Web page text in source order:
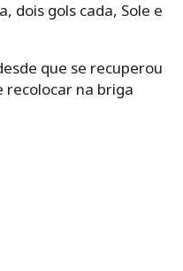
dois gols cada, Sole e
que se recuperou
recolocar na briga